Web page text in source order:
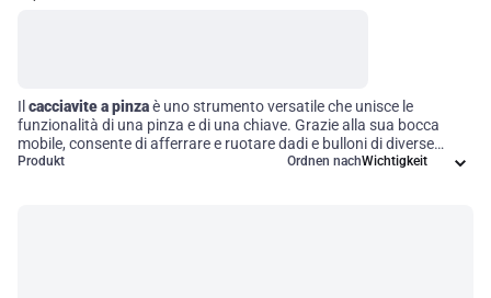
Il cacciavite a pinzaè uno strumento versatile che unisce le
funzionalità di una pinza e di una chiave. Grazie alla sua bocca
mobile, consente di afferrare e ruotare dadi e bulloni di diverse
dimensioni, rendendolo indispensabile per operazioni di idraulica,
Produkt Ordnen nach